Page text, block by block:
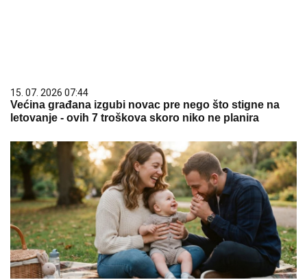
15. 07. 2026 07:44
Većina građana izgubi novac pre nego što stigne na
letovanje - ovih 7 troškova skoro niko ne planira